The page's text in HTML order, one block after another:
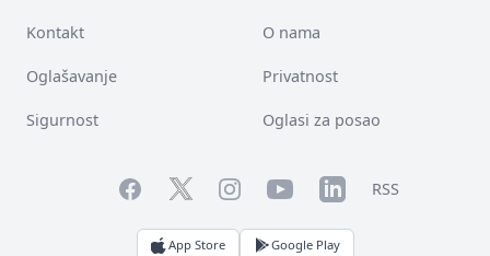
Kontakt O nama
Oglašavanje Privatnost
Sigurnost Oglasi za posao
FacebookTwitterInstagramYouTubeLinkedInRSS
App Store Google Play